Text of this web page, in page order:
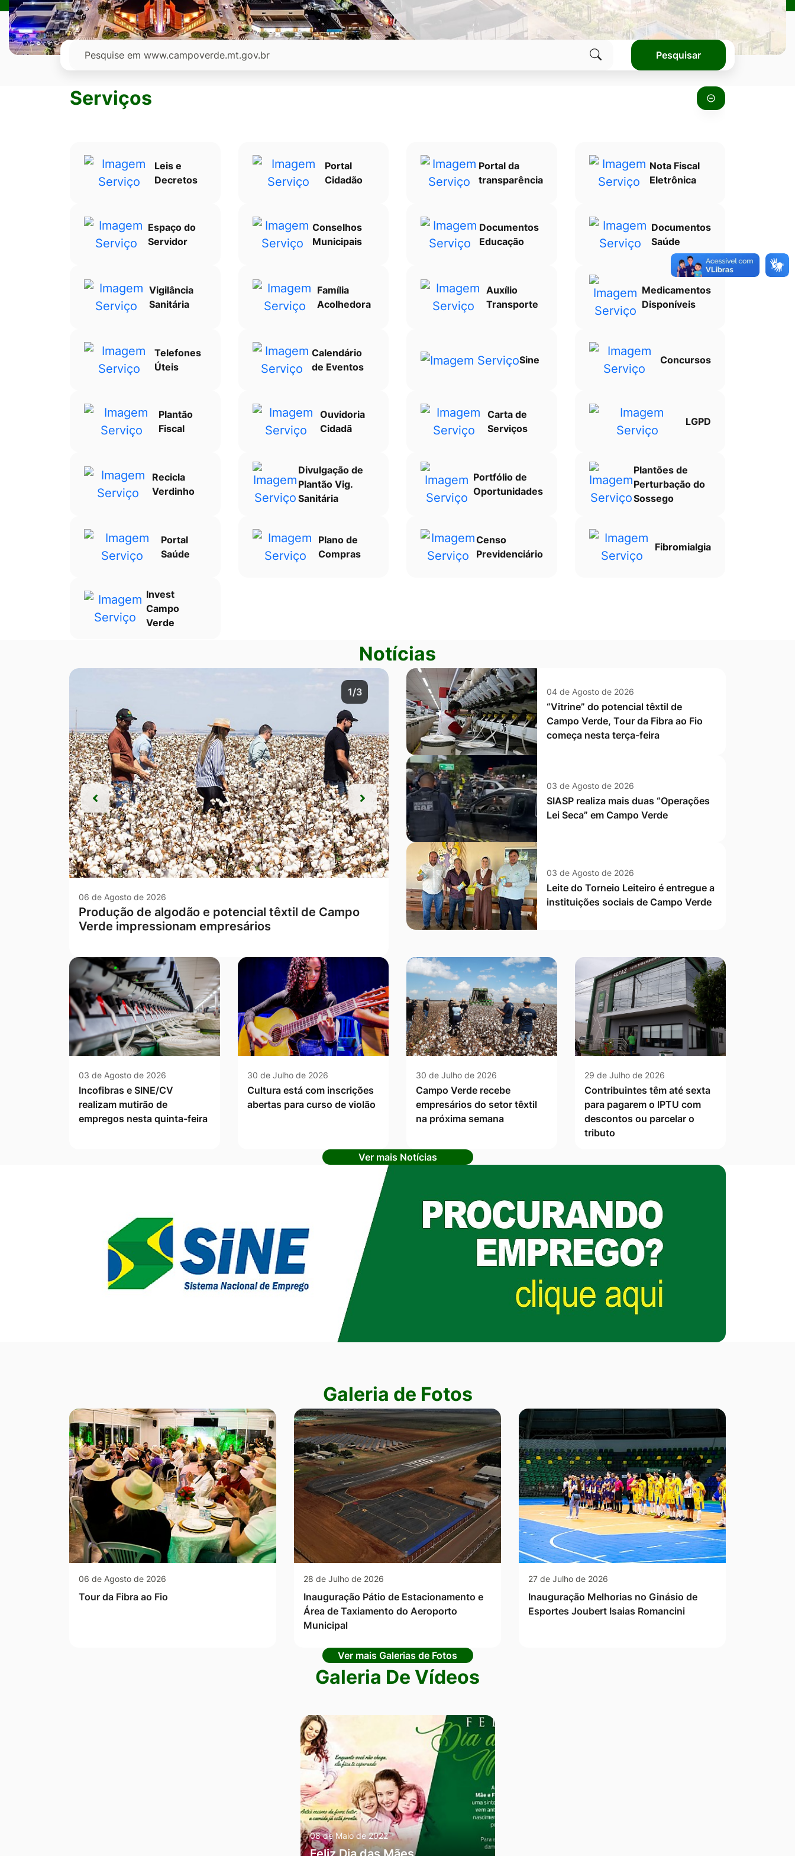
Ir
para
rodapé
Pesquisar
Clique
Pesquisar
Serviços
Leis e
Decretos
Portal
Cidadão
Portal da
transparência
Nota Fiscal
Eletrônica
Espaço do
Servidor
Conselhos
Municipais
Documentos
Educação
Documentos
Saúde
Vigilância
Sanitária
Família
Acolhedora
Auxílio
Transporte
Medicamentos
Disponíveis
Telefones
Úteis
Calendário
de Eventos
Sine Concursos
Plantão
Fiscal
Ouvidoria
Cidadã
Carta de
Serviços
LGPD
Recicla
Verdinho
Divulgação de
Plantão Vig.
Sanitária
Portfólio de
Oportunidades
Plantões de
Perturbação do
Sossego
Portal
Saúde
Plano de
Compras
Censo
Previdenciário
Fibromialgia
Invest
Campo
Verde
Notícias
2/3
06 de Agosto de 2026
Escola rural de Campo Verde tem o melhor Ideb de
Mato Grosso nas séries iniciais
Anterior
Anterior
Próxima
Próxima
04 de Agosto de 2026
“Vitrine” do potencial têxtil de
Campo Verde, Tour da Fibra ao Fio
começa nesta terça-feira
03 de Agosto de 2026
SIASP realiza mais duas “Operações
Lei Seca” em Campo Verde
03 de Agosto de 2026
Leite do Torneio Leiteiro é entregue a
instituições sociais de Campo Verde
03 de Agosto de 2026
Incofibras e SINE/CV
realizam mutirão de
empregos nesta quinta-feira
30 de Julho de 2026
Cultura está com inscrições
abertas para curso de violão
30 de Julho de 2026
Campo Verde recebe
empresários do setor têxtil
na próxima semana
29 de Julho de 2026
Contribuintes têm até sexta
para pagarem o IPTU com
descontos ou parcelar o
tributo
Ver mais Notícias
Galeria de Fotos
06 de Agosto de 2026
Tour da Fibra ao Fio
28 de Julho de 2026
Inauguração Pátio de Estacionamento e
Área de Taxiamento do Aeroporto
Municipal
27 de Julho de 2026
Inauguração Melhorias no Ginásio de
Esportes Joubert Isaias Romancini
Ver mais Galerias de Fotos
Galeria De Vídeos
08 de Maio de 2022